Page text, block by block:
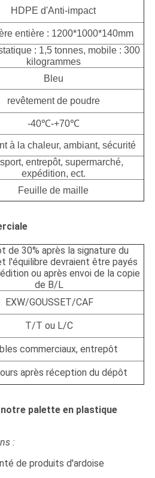
HDPE d'Anti-impact
entière : 1200*1000*140mm
: 1,5 tonnes, mobile : 300
kilogrammes
Bleu
revêtement de poudre
-40℃-+70℃
à la chaleur, ambiant, sécurité
entrepôt, supermarché,
expédition, ect.
Feuille de maille
de 30% après la signature du
l'équilibre devraient être payés
ou après envoi de la copie
de B/L
EXW/GOUSSET/CAF
T/T ou L/C
commerciaux, entrepôt
après réception du dépôt
palette en plastique
:
de produits d'ardoise